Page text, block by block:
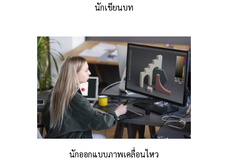
นักเขียนบท
นักออกแบบภาพเคลื่อนไหว